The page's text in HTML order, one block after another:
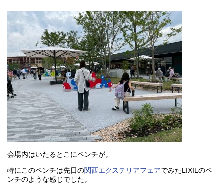
会場内はいたるとこにベンチが。
特にこのベンチは先日の関西エクステリアフェアでみたLIXILのベ
ンチのような感じでした。